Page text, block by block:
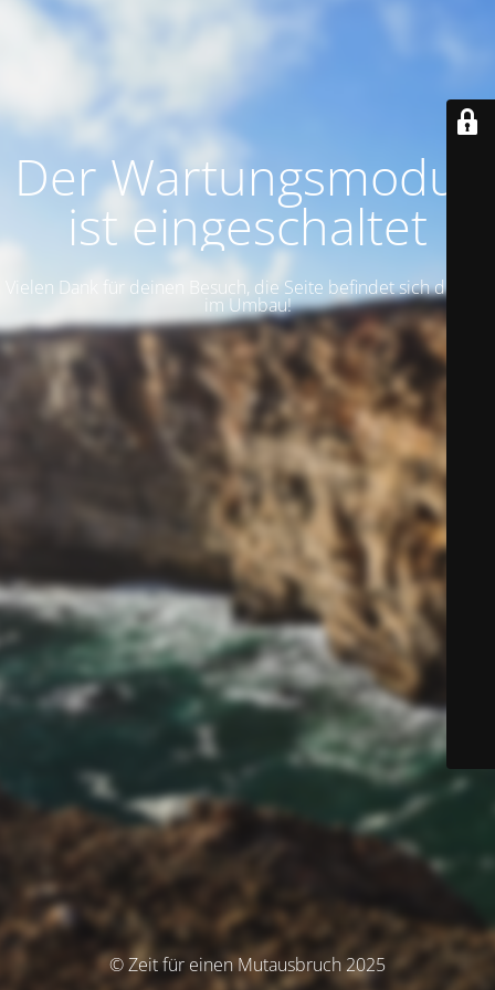
Der Wartungsmodus
ist eingeschaltet
Vielen Dank für deinen Besuch, die Seite befindet sich derzeit
im Umbau!
© Zeit für einen Mutausbruch 2025